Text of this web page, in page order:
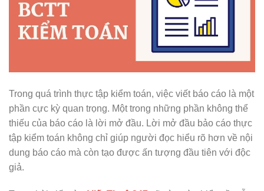
Trong quá trình thực tập kiểm toán, việc viết báo cáo là một
phần cực kỳ quan trọng. Một trong những phần không thể
thiếu của báo cáo là lời mở đầu. Lời mở đầu bảo cáo thực
tập kiểm toán không chỉ giúp người đọc hiểu rõ hơn về nội
dung báo cáo mà còn tạo được ấn tượng đầu tiên với độc
giả.